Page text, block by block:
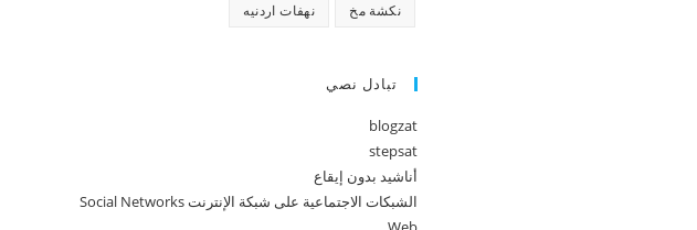
نكشة مخ نهفات اردنيه
تبادل نصي
blogzat
stepsat
أناشيد بدون إيقاع
الشبكات الاجتماعية على شبكة الإنترنت Social Networks